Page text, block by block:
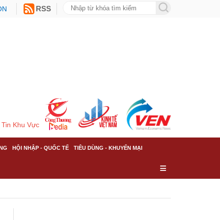
RSS
Tin Khu Vực
HỘI NHẬP - QUỐC TẾ TIÊU DÙNG - KHUYẾN MẠI